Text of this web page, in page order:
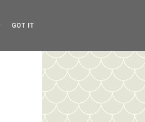
GOT IT